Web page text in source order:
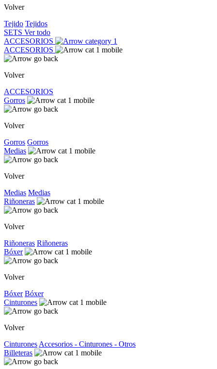
Volver
Tejido Tejidos
SETS Ver todo
ACCESORIOS
ACCESORIOS
Volver
ACCESORIOS
Gorros
Volver
Gorros Gorros
Medias
Volver
Medias Medias
Riñoneras
Volver
Riñoneras Riñoneras
Bóxer
Volver
Bóxer Bóxer
Cinturones
Volver
Cinturones Accesorios - Cinturones - Otros
Billeteras